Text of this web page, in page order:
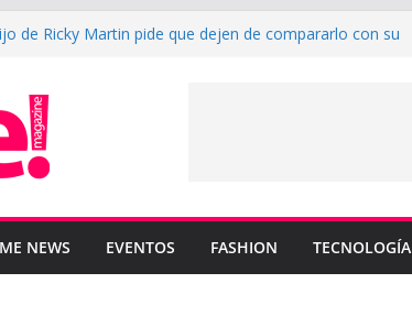
de Ricky Martin pide que dejen de compararlo con su
nueva temporada de la NBA
presenta su nuevo sencillo “MI BB” junto a Omar
reinterpreta cinco canciones clave de su catálogo en
NEWS EVENTOS FASHION TECNOLOGÍA